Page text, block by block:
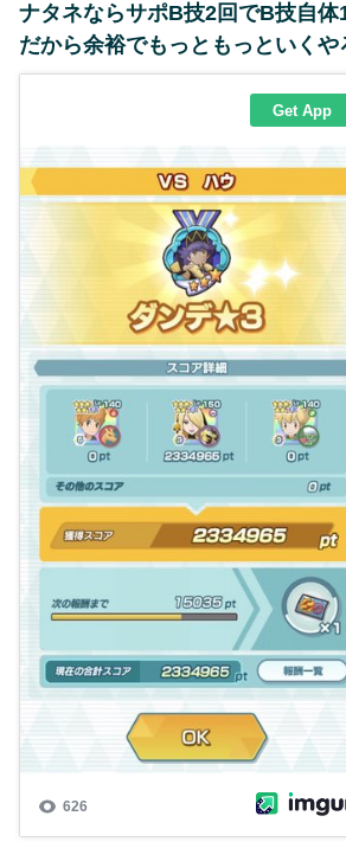
ナタネならサポB技2回でB技自体
だから余裕でもっともっといく や